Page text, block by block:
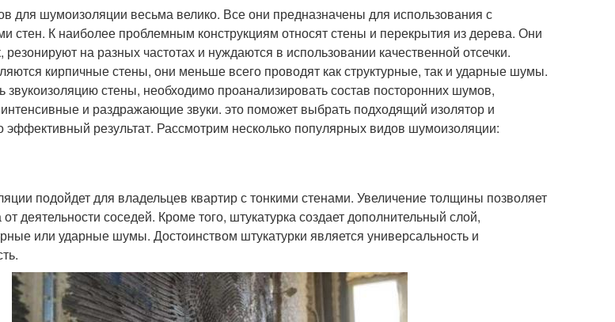
для шумоизоляции весьма велико. Все они предназначены для использования с
стен. К наиболее проблемным конструкциям относят стены и перекрытия из дерева. Они
на разных частотах и нуждаются в использовании качественной отсечки.
кирпичные стены, они меньше всего проводят как структурные, так и ударные шумы.
звукоизоляцию стены, необходимо проанализировать состав посторонних шумов,
и раздражающие звуки. это поможет выбрать подходящий изолятор и
эффективный результат. Рассмотрим несколько популярных видов шумоизоляции:
подойдет для владельцев квартир с тонкими стенами. Увеличение толщины позволяет
деятельности соседей. Кроме того, штукатурка создает дополнительный слой,
или ударные шумы. Достоинством штукатурки является универсальность и